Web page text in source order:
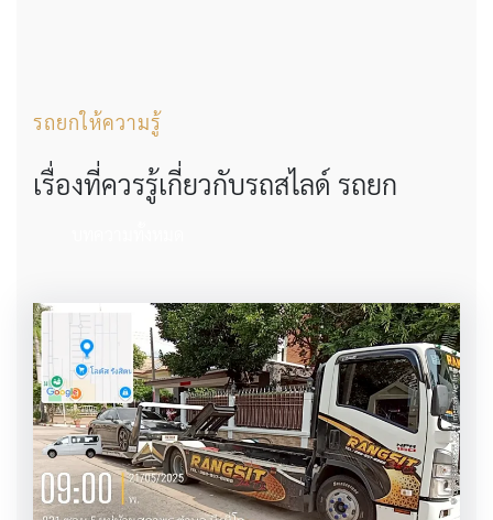
รถยกให้ความรู้
เรื่องที่ควรรู้เกี่ยวกับรถสไลด์ รถยก